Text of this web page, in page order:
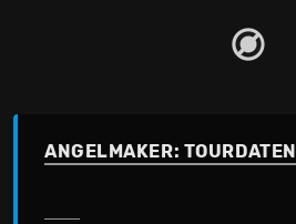
ANGELMAKER: TOURDATEN